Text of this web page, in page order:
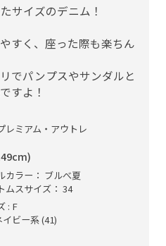
サイズのデニム！
すく、座った際も楽ちん
でパンプスやサンダルと
すよ！
レミアム・アウトレ
カラー： ブルべ夏
ムスサイズ： 34
: F
イビー系 (41)